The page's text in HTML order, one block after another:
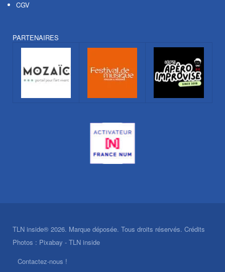
CGV
PARTENAIRES
TLN inside® 2026. Marque déposée. Tous droits réservés. Crédits
Photos : Pixabay - TLN inside
Contactez-nous !